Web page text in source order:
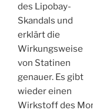
des Lipobay-
Skandals und
erklärt die
Wirkungsweise
von Statinen
genauer. Es gibt
wieder einen
Wirkstoff des